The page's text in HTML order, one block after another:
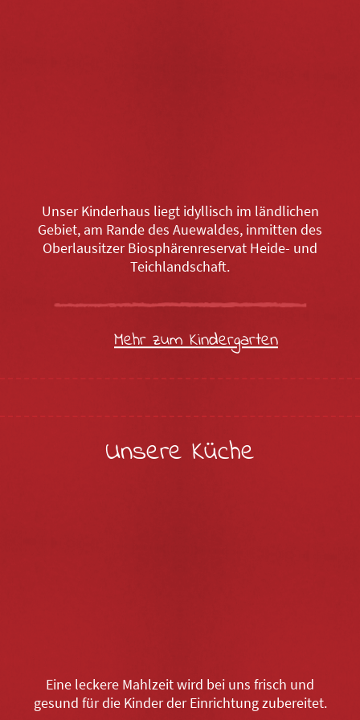
Unser Kinderhaus liegt idyllisch im ländlichen
Gebiet, am Rande des Auewaldes, inmitten des
Oberlausitzer Biosphärenreservat Heide- und
Teichlandschaft.
Mehr zum Kindergarten
Unsere Küche
Eine leckere Mahlzeit wird bei uns frisch und
gesund für die Kinder der Einrichtung zubereitet.